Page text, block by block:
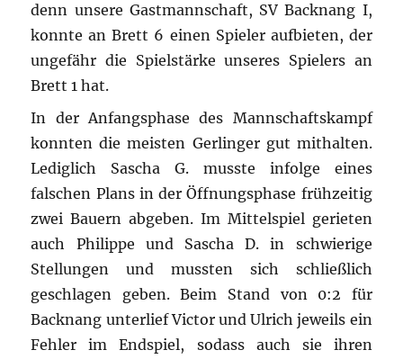
denn unsere Gastmannschaft, SV Backnang I,
konnte an Brett 6 einen Spieler aufbieten, der
ungefähr die Spielstärke unseres Spielers an
Brett 1 hat.
In der Anfangsphase des Mannschaftskampf
konnten die meisten Gerlinger gut mithalten.
Lediglich Sascha G. musste infolge eines
falschen Plans in der Öffnungsphase frühzeitig
zwei Bauern abgeben. Im Mittelspiel gerieten
auch Philippe und Sascha D. in schwierige
Stellungen und mussten sich schließlich
geschlagen geben. Beim Stand von 0:2 für
Backnang unterlief Victor und Ulrich jeweils ein
Fehler im Endspiel, sodass auch sie ihren